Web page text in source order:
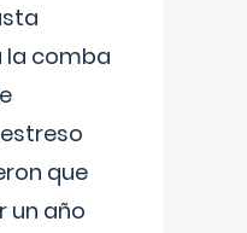
la comba
que
un año